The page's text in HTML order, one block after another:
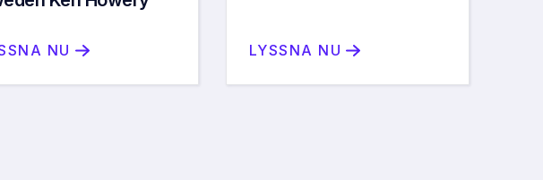
NU LYSSNA NU